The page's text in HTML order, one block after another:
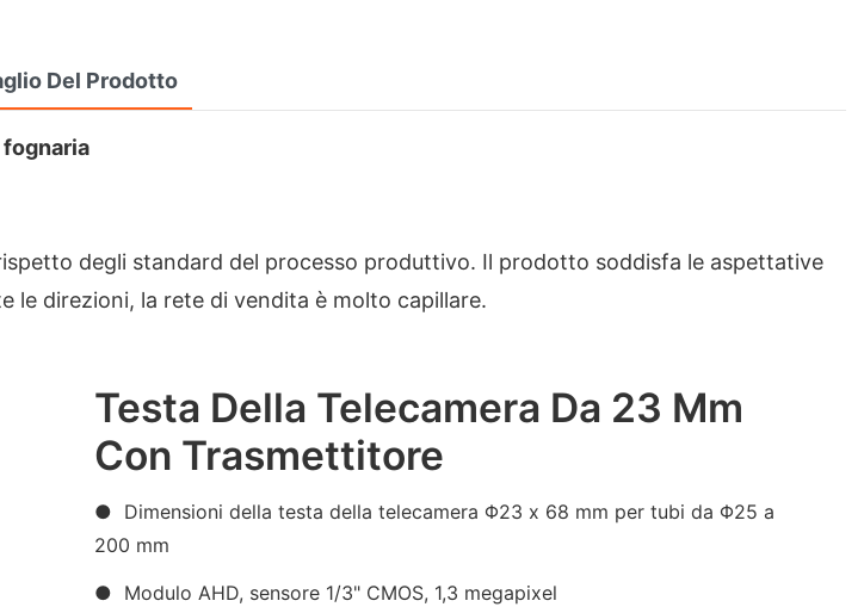
Del Prodotto
degli standard del processo produttivo. Il prodotto soddisfa le aspettative
le direzioni, la rete di vendita è molto capillare.
Testa Della Telecamera Da 23 Mm
Con Trasmettitore
● Dimensioni della testa della telecamera Φ23 x 68 mm per tubi da Φ25 a
200 mm
● Modulo AHD, sensore 1/3" CMOS, 1,3 megapixel